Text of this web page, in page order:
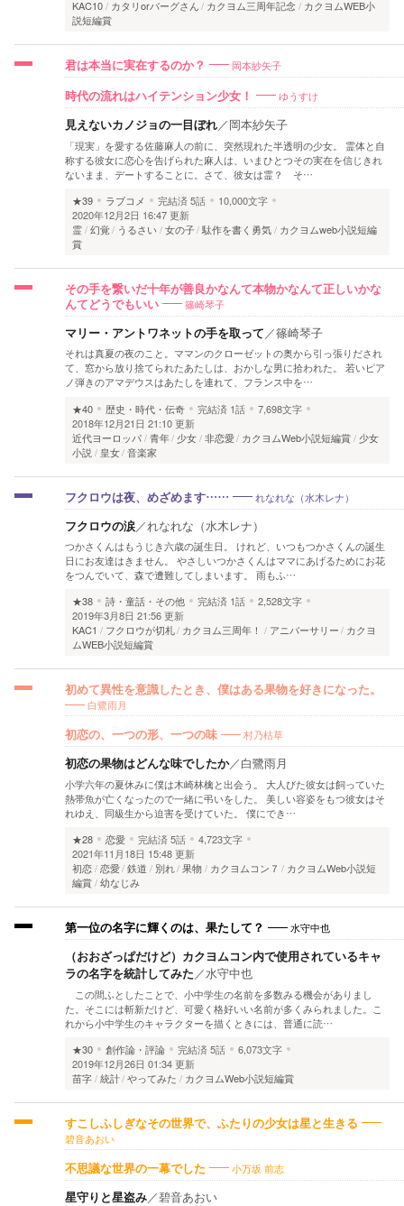
KAC10 カタリorバーグさん カクヨム三周年記念
カクヨムWEB小
説短編賞
君は本当に実在するのか？ 岡本紗矢子
時代の流れはハイテンション少女！ ゆうすけ
見えないカノジョの一目ぼれ／岡本紗矢子
「現実」を愛する佐藤麻人の前に、突然現れた半透明の少女。 霊体と自
称する彼女に恋心を告げられた麻人は、いまひとつその実在を信じきれ
ないまま、デートすることに。さて、彼女は霊？ そ…
★39
ラブコメ 完結済5話
10,000文字
2020年12月2日 16:47 更新
霊 幻覚 うるさい 女の子 駄作を書く勇気
カクヨムweb小説短編
賞
その手を繋いだ十年が善良かなんて本物かなんて正しいかな
んてどうでもいい
篠崎琴子
マリー・アントワネットの手を取って ／篠崎琴子
それは真夏の夜のこと。ママンのクローゼットの奥から引っ張りだされ
て、窓から放り捨てられたあたしは、おかしな男に拾われた。 若いピア
ノ弾きのアマデウスはあたしを連れて、フランス中を…
★40
歴史・時代・伝奇 完結済 1話
7,698文字
2018年12月21日 21:10 更新
近代ヨーロッパ 青年 少女 非恋愛 カクヨムWeb小説短編賞
少女
小説
皇女 音楽家
フクロウは夜、めざめます…… れなれな（水木レナ）
フクロウの涙／れなれな（水木レナ）
つかさくんはもうじき六歳の誕生日。 けれど、いつもつかさくんの誕生
日にお友達はきません。 やさしいつかさくんはママにあげるためにお花
をつんでいて、森で遭難してしまいます。 雨もふ…
★38
詩・童話・その他 完結済 1話
2,528文字
2019年3月8日 21:56 更新
KAC1
フクロウが切札 カクヨム三周年！ アニバーサリー
カクヨ
ムWEB小説短編賞
初めて異性を意識したとき、僕はある果物を好きになった。
白鷺雨月
初恋の、一つの形、一つの味 村乃枯草
初恋の果物はどんな味でしたか／白鷺雨月
小学六年の夏休みに僕は木崎林檎と出会う。 大人びた彼女は飼っていた
熱帯魚が亡くなったので一緒に弔いをした。 美しい容姿をもつ彼女はそ
れゆえ、同級生から迫害を受けていた。 僕にでき…
★28
恋愛 完結済5話
4,723文字
2021年11月18日 15:48 更新
初恋 恋愛 鉄道 別れ 果物 カクヨムコン７
カクヨムWeb小説短
編賞 幼なじみ
第一位の名字に輝くのは、果たして？ 水守中也
（おおざっぱだけど）カクヨムコン内で使用されているキャ
ラの名字を統計してみた／水守中也
この間ふとしたことで、小中学生の名前を多数みる機会がありまし
た。そこには斬新だけど、可愛く格好いい名前が多くみられました。こ
れから小中学生のキャラクターを描くときには、普通に読…
★30
創作論・評論 完結済5話
6,073文字
2019年12月26日 01:34 更新
苗字 統計 やってみた カクヨムWeb小説短編賞
すこしふしぎなその世界で、ふたりの少女は星と生きる
碧音あおい
不思議な世界の一幕でした 小万坂 前志
星守りと星盗み／碧音あおい